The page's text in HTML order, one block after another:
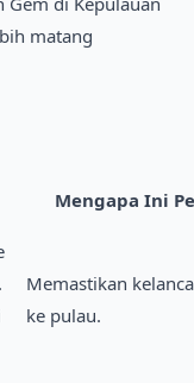
matang
Mengapa Ini
Memastikan
ke pulau.